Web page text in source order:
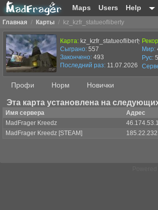
Maps Users Help
Главная / Карты / kz_kzfr_statueofliberty
Карта: kz_kzfr_statueofliberty
Сыграно: 557
Закончено: 493
Последний раз: 11.07.2026 в
Мир:
Рус:
Профи Норм Новички
Эта карта установлена на
Имя сервера
Адрес
MadFrager Kreedz
MadFrager Kreedz [STEAM]